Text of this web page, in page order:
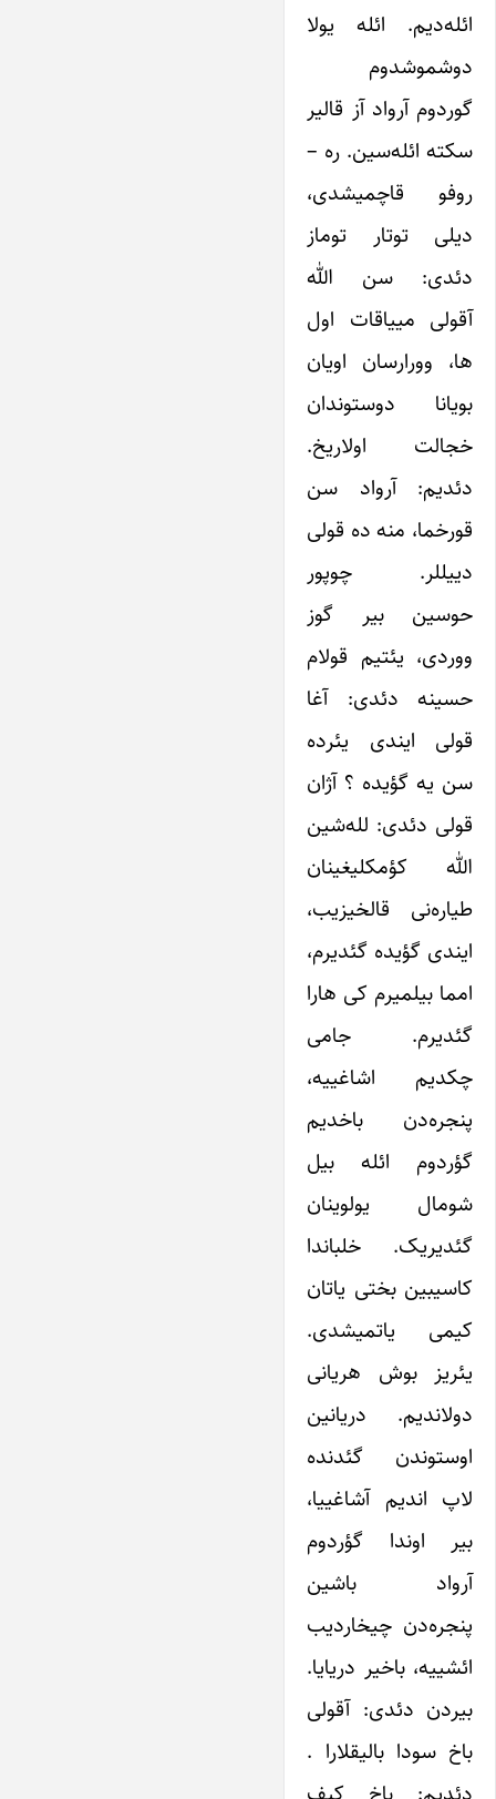
ائله‌دیم. ائله یولا
دوشموشدوم
گوردوم آرواد آز قالیر
سکته ائله‌سین. ره –
روفو قاچمیشدی،
دیلی توتار توماز
دئدی: سن الله
آقولی مییاقات اول
ها، وورارسان اویان
بویانا دوستوندان
خجالت اولاریخ.
دئدیم: آرواد سن
قورخما، منه ده قولی
دییللر. چوپور
حوسین بیر گوز
ووردی، یئتیم قولام
حسینه دئدی: آغا
قولی ایندی یئرده
سن یه گؤیده ؟ آژان
قولی دئدی: لله‌شین
الله کؤمکلیغینان
طیاره‌نی قالخیزیب،
ایندی گؤیده گئدیرم،
امما بیلمیرم کی هارا
گئدیرم. جامی
چکدیم اشاغییه،
پنجره‌دن باخدیم
گؤردوم ائله بیل
شومال یولوینان
گئدیریک. خلباندا
کاسیبین بختی یاتان
کیمی یاتمیشدی.
یئریز بوش هریانی
دولاندیم. دریانین
اوستوندن گئدنده
لاپ اندیم آشاغییا،
بیر اوندا گؤردوم
آرواد باشین
پنجره‌دن چیخاردیب
ائشییه، باخیر دریایا.
بیردن دئدی: آقولی
باخ سودا بالیقلارا .